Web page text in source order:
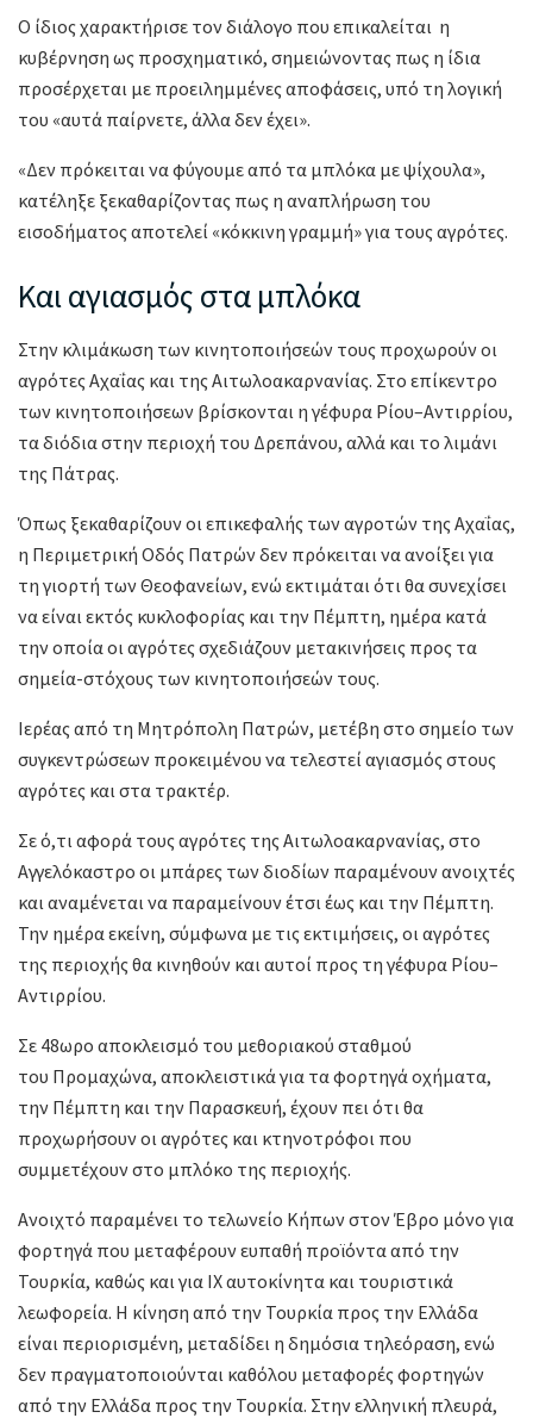
Ο ίδιος χαρακτήρισε τον διάλογο που επικαλείται η
κυβέρνηση ως προσχηματικό, σημειώνοντας πως η ίδια
προσέρχεται με προειλημμένες αποφάσεις, υπό τη λογική
του «αυτά παίρνετε, άλλα δεν έχει».
«Δεν πρόκειται να φύγουμε από τα μπλόκα με ψίχουλα»,
κατέληξε ξεκαθαρίζοντας πως η αναπλήρωση του
εισοδήματος αποτελεί «κόκκινη γραμμή» για τους αγρότες.
Και αγιασμός στα μπλόκα
Στην κλιμάκωση των κινητοποιήσεών τους προχωρούν οι
αγρότες Αχαΐας και της Αιτωλοακαρνανίας. Στο επίκεντρο
των κινητοποιήσεων βρίσκονται η γέφυρα Ρίου–Αντιρρίου,
τα διόδια στην περιοχή του Δρεπάνου, αλλά και το λιμάνι
της Πάτρας.
Όπως ξεκαθαρίζουν οι επικεφαλής των αγροτών της Αχαΐας,
η Περιμετρική Οδός Πατρών δεν πρόκειται να ανοίξει για
τη γιορτή των Θεοφανείων, ενώ εκτιμάται ότι θα συνεχίσει
να είναι εκτός κυκλοφορίας και την Πέμπτη, ημέρα κατά
την οποία οι αγρότες σχεδιάζουν μετακινήσεις προς τα
σημεία-στόχους των κινητοποιήσεών τους.
Iερέας από τη Μητρόπολη Πατρών, μετέβη στο σημείο των
συγκεντρώσεων προκειμένου να τελεστεί αγιασμός στους
αγρότες και στα τρακτέρ.
Σε ό,τι αφορά τους αγρότες της Αιτωλοακαρνανίας, στο
Αγγελόκαστρο οι μπάρες των διοδίων παραμένουν ανοιχτές
και αναμένεται να παραμείνουν έτσι έως και την Πέμπτη.
Την ημέρα εκείνη, σύμφωνα με τις εκτιμήσεις, οι αγρότες
της περιοχής θα κινηθούν και αυτοί προς τη γέφυρα Ρίου–
Αντιρρίου.
Σε 48ωρο αποκλεισμό του μεθοριακού σταθμού
του Προμαχώνα, αποκλειστικά για τα φορτηγά οχήματα,
την Πέμπτη και την Παρασκευή, έχουν πει ότι θα
προχωρήσουν οι αγρότες και κτηνοτρόφοι που
συμμετέχουν στο μπλόκο της περιοχής.
Ανοιχτό παραμένει το τελωνείο Κήπων στον Έβρο μόνο για
φορτηγά που μεταφέρουν ευπαθή προϊόντα από την
Τουρκία, καθώς και για ΙΧ αυτοκίνητα και τουριστικά
λεωφορεία. Η κίνηση από την Τουρκία προς την Ελλάδα
είναι περιορισμένη, μεταδίδει η δημόσια τηλεόραση, ενώ
δεν πραγματοποιούνται καθόλου μεταφορές φορτηγών
από την Ελλάδα προς την Τουρκία. Στην ελληνική πλευρά,